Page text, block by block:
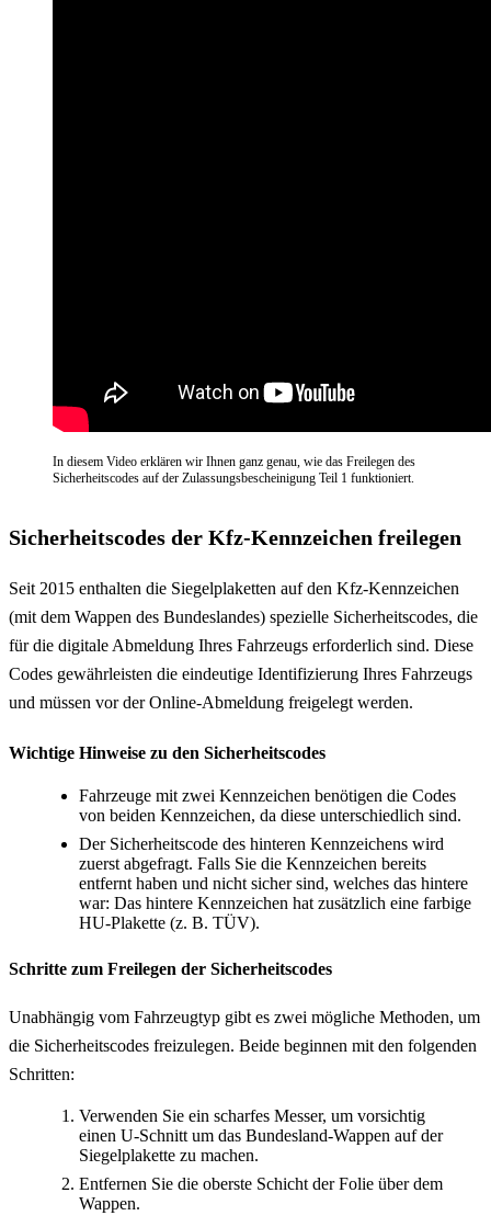
In diesem Video erklären wir Ihnen ganz genau, wie das Freilegen des
Sicherheitscodes auf der Zulassungsbescheinigung Teil 1 funktioniert.
Sicherheitscodes der Kfz-Kennzeichen freilegen
Seit 2015 enthalten die Siegelplaketten auf den Kfz-Kennzeichen
(mit dem Wappen des Bundeslandes) spezielle Sicherheitscodes, die
für die digitale Abmeldung Ihres Fahrzeugs erforderlich sind. Diese
Codes gewährleisten die eindeutige Identifizierung Ihres Fahrzeugs
und müssen vor der Online-Abmeldung freigelegt werden.
Wichtige Hinweise zu den Sicherheitscodes
Fahrzeuge mit zwei Kennzeichen benötigen die Codes
von beiden Kennzeichen, da diese unterschiedlich sind.
Der Sicherheitscode des hinteren Kennzeichens wird
zuerst abgefragt. Falls Sie die Kennzeichen bereits
entfernt haben und nicht sicher sind, welches das hintere
war: Das hintere Kennzeichen hat zusätzlich eine farbige
HU-Plakette (z. B. TÜV).
Schritte zum Freilegen der Sicherheitscodes
Unabhängig vom Fahrzeugtyp gibt es zwei mögliche Methoden, um
die Sicherheitscodes freizulegen. Beide beginnen mit den folgenden
Schritten:
Verwenden Sie ein scharfes Messer, um vorsichtig
einen U-Schnitt um das Bundesland-Wappen auf der
Siegelplakette zu machen.
Entfernen Sie die oberste Schicht der Folie über dem
Wappen.